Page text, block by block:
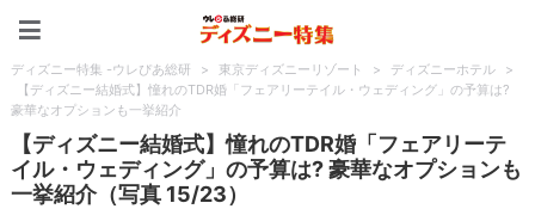
ディズニー特集 -ウレぴあ総研 > 東京ディズニーリゾート > ディズニーホテル
>
【ディズニー結婚式】憧れのTDR婚「フェアリーテイル・ウェディング」の予算は?
豪華なオプションも一挙紹介
【ディズニー結婚式】憧れのTDR婚「フェアリーテ
イル・ウェディング」の予算は? 豪華なオプションも
一挙紹介（写真 15/23）